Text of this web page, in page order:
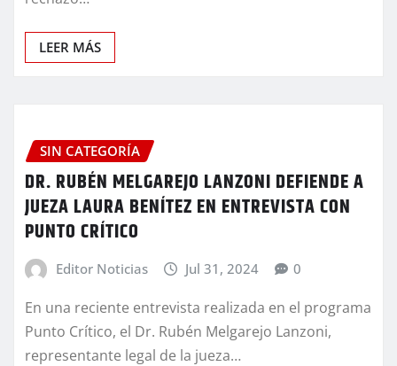
LEER MÁS
SIN CATEGORÍA
DR. RUBÉN MELGAREJO LANZONI DEFIENDE A
JUEZA LAURA BENÍTEZ EN ENTREVISTA CON
PUNTO CRÍTICO
Editor Noticias Jul 31, 2024 0
En una reciente entrevista realizada en el programa
Punto Crítico, el Dr. Rubén Melgarejo Lanzoni,
representante legal de la jueza…